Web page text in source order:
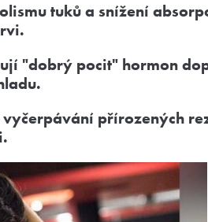
tuků a snížení
"dobrý pocit" hormon
přírozených